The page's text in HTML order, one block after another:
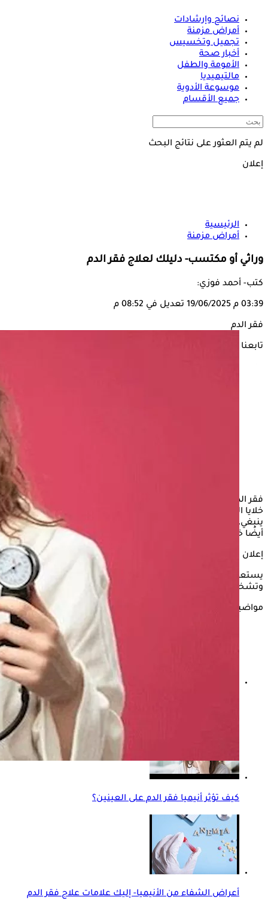
نصائح وإرشادات
أمراض مزمنة
تجميل وتخسيس
أخبار صحة
الأمومة والطفل
مالتيميديا
موسوعة الأدوية
جميع الأقسام
لم يتم العثور على نتائج البحث
إعلان
الرئيسية
أمراض مزمنة
وراثي أو مكتسب- دليلك لعلاج فقر الدم
كتب- أحمد فوزي:
03:39 م 19/06/2025 تعديل في 08:52 م
فقر الدم
تابعنا على
فقر الدم هو اضطراب دموي يحدث عندما لا يكون لديك ما يكفي من
خلايا الدم الحمراء، أو عندما لا تؤدي خلايا الدم الحمراء وظيفتها كما
ينبغي، وبعض أنواع
وراثية، ولكن قد يصاب بها الأشخاص
أيضًا خلال حياتهم.
إعلان
يستعرض "الكونسلتو" في التقرير التالي، أسباب وأعراض فقر الدم،
وتشخيصه، ومضاعفاته، وكيفية علاجه، وفقًا لـ"clevelandclinic".
مواضيع ذات صلة
كيف أعرف أن الدوخة بسبب فقر الدم؟- إليك الإجابة
كيف تؤثر أنيميا فقر الدم على العينين؟
أعراض الشفاء من الأنيميا- إليك علامات علاج فقر الدم